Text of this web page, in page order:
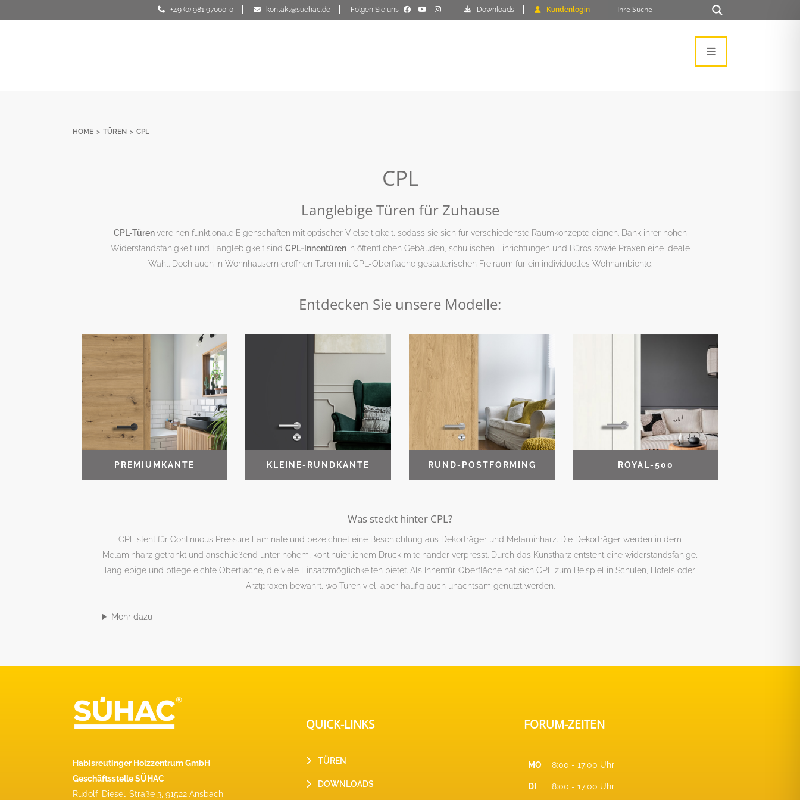
+49 (0) 981 97000-0 kontakt@suehac.de Folgen Sie uns Downloads Kundenlogin
HOME > TÜREN > CPL
CPL
Langlebige Türen für Zuhause
CPL-Türenvereinen funktionale Eigenschaften mit optischer Vielseitigkeit, sodass sie sich für verschiedenste Raumkonzepte eignen. Dank ihrer hohen
Widerstandsfähigkeit und Langlebigkeit sind CPL-Innentüren in öffentlichen Gebäuden, schulischen Einrichtungen und Büros sowie Praxen eine ideale
Wahl. Doch auch in Wohnhäusern eröffnen Türen mit CPL-Oberfläche gestalterischen Freiraum für ein individuelles Wohnambiente.
Entdecken Sie unsere Modelle:
PREMIUMKANTE KLEINE-RUNDKANTE RUND-POSTFORMING ROYAL-500
Was steckt hinter CPL?
CPL steht für Continuous Pressure Laminate und bezeichnet eine Beschichtung aus Dekorträger und Melaminharz. Die Dekorträger werden in dem
Melaminharz getränkt und anschließend unter hohem, kontinuierlichem Druck miteinander verpresst. Durch das Kunstharz entsteht eine widerstandsfähige,
langlebige und pflegeleichte Oberfläche, die viele Einsatzmöglichkeiten bietet. Als Innentür-Oberfläche hat sich CPL zum Beispiel in Schulen, Hotels oder
Arztpraxen bewährt, wo Türen viel, aber häufig auch unachtsam genutzt werden.
Mehr dazu
Habisreutinger Holzzentrum GmbH
Geschäftsstelle SÜHAC
Rudolf-Diesel-Straße 3, 91522 Ansbach
QUICK-LINKS
TÜREN
DOWNLOADS
FORUM-ZEITEN
MO 8:00 - 17:00 Uhr
DI 8:00 - 17:00 Uhr